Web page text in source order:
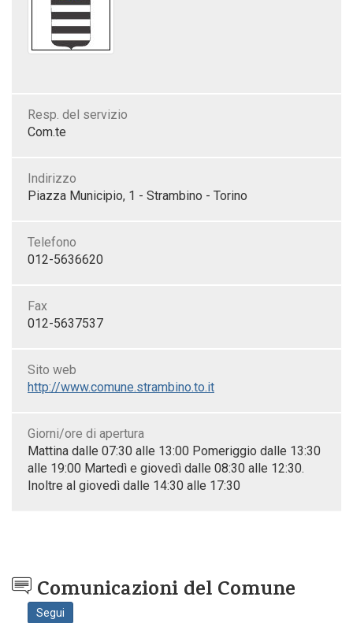
Resp. del servizio
Com.te
Indirizzo
Piazza Municipio, 1 - Strambino - Torino
Telefono
012-5636620
Fax
012-5637537
Sito web
http://www.comune.strambino.to.it
Giorni/ore di apertura
Mattina dalle 07:30 alle 13:00 Pomeriggio dalle 13:30
alle 19:00 Martedì e giovedì dalle 08:30 alle 12:30.
Inoltre al giovedì dalle 14:30 alle 17:30
Comunicazioni del Comune
Segui